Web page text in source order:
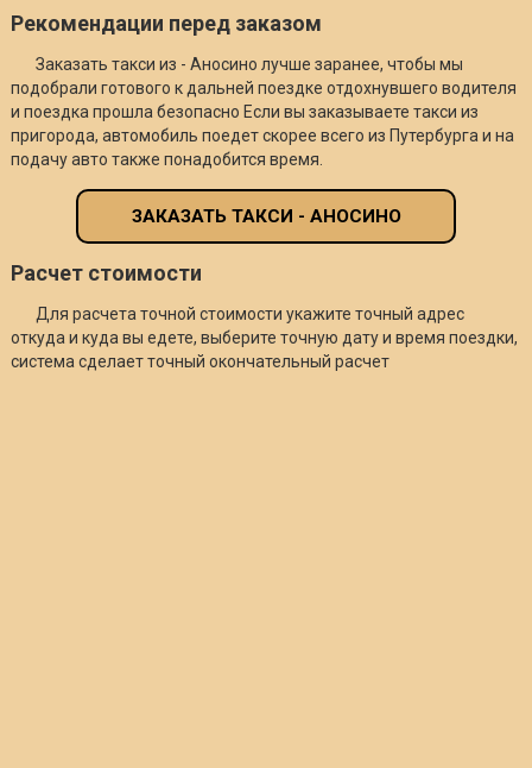
Рекомендации перед заказом
Заказать такси из - Аносино лучше заранее, чтобы мы
подобрали готового к дальней поездке отдохнувшего водителя
и поездка прошла безопасно Если вы заказываете такси из
пригорода, автомобиль поедет скорее всего из Путербурга и на
подачу авто также понадобится время.
ЗАКАЗАТЬ ТАКСИ - АНОСИНО
Расчет стоимости
Для расчета точной стоимости укажите точный адрес
откуда и куда вы едете, выберите точную дату и время поездки,
система сделает точный окончательный расчет